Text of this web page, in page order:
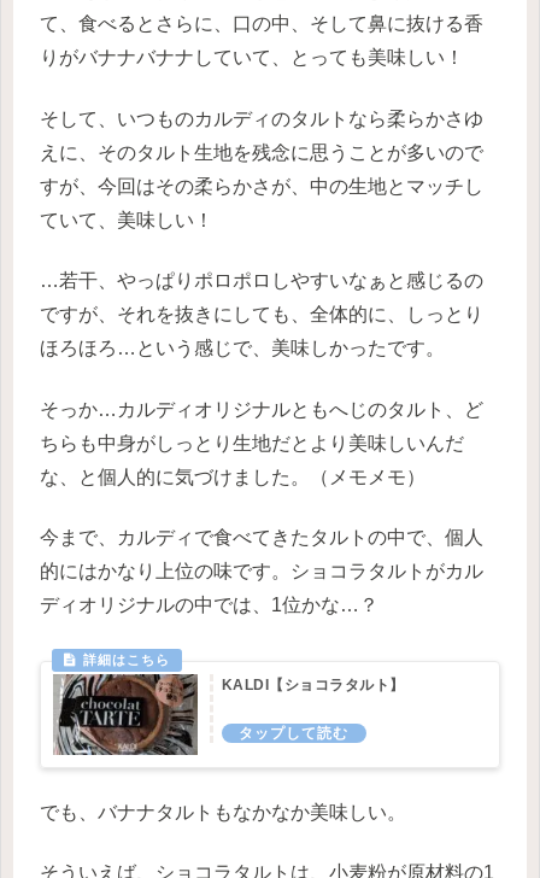
て、食べるとさらに、口の中、そして鼻に抜ける香
りがバナナバナナしていて、とっても美味しい！
そして、いつものカルディのタルトなら柔らかさゆ
えに、そのタルト生地を残念に思うことが多いので
すが、今回はその柔らかさが、中の生地とマッチし
ていて、美味しい！
…若干、やっぱりポロポロしやすいなぁと感じるの
ですが、それを抜きにしても、全体的に、しっとり
ほろほろ…という感じで、美味しかったです。
そっか…カルディオリジナルともへじのタルト、ど
ちらも中身がしっとり生地だとより美味しいんだ
な、と個人的に気づけました。（メモメモ）
今まで、カルディで食べてきたタルトの中で、個人
的にはかなり上位の味です。ショコラタルトがカル
ディオリジナルの中では、1位かな…？
KALDI【ショコラタルト】
でも、バナナタルトもなかなか美味しい。
そういえば、ショコラタルトは、小麦粉が原材料の1